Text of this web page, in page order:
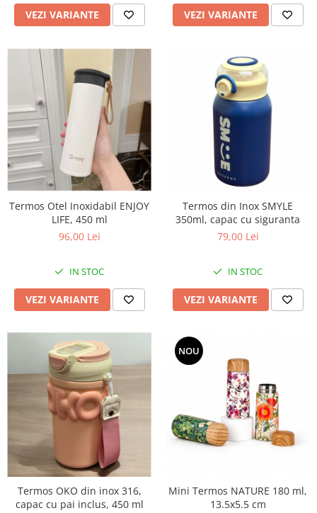
VEZI VARIANTE VEZI VARIANTE
Termos Otel Inoxidabil ENJOY
LIFE, 450 ml
96,00 Lei
IN STOC
VEZI VARIANTE
Termos din Inox SMYLE
350ml, capac cu siguranta
79,00 Lei
IN STOC
VEZI VARIANTE
Termos OKO din inox 316,
capac cu pai inclus, 450 ml
NOU
Mini Termos NATURE 180 ml,
13.5x5.5 cm